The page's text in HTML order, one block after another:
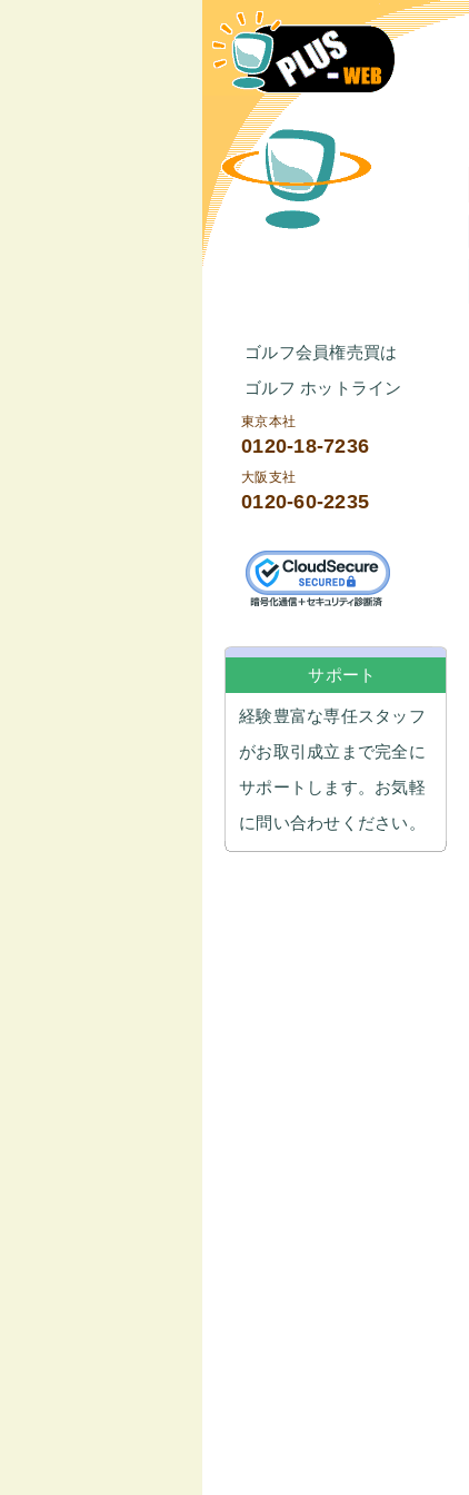
ゴルフ会員権売買は
ゴルフ ホットライン
東京本社
0120-18-7236
大阪支社
0120-60-2235
サポート
経験豊富な専任スタッフ
がお取引成立まで完全に
サポートします。お気軽
に問い合わせください。